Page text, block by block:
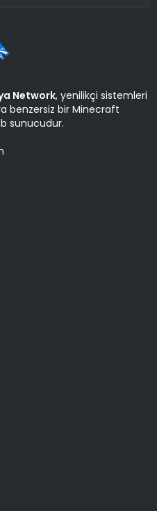
Network, yenilikçi sistemleri
benzersiz bir Minecraft
sunucudur.